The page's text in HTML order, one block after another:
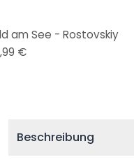
am See - Rostovskiy
€
Beschreibung